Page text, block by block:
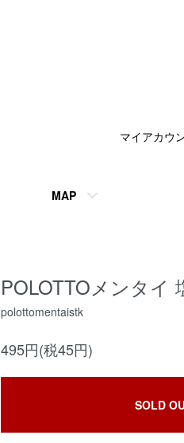
MAP
マイアカウ
POLOTTOメンタイ
polottomentaistk
495円(税45円)
SOLD